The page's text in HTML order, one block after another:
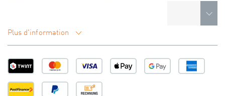
Plus d'information